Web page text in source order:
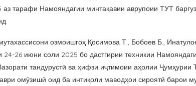
тарафи Намояндагии минтақавии аврупоии ТУТ
озмоишгоҳ Қосимова Т., Бобоев Б.,
24-26 июни соли 2025 бо дастгирии техникии
тандурустӣ ва ҳифзи иҷтимоии аҳолии
омӯзишӣ оид ба интиқоли маводҳои сироятӣ барои